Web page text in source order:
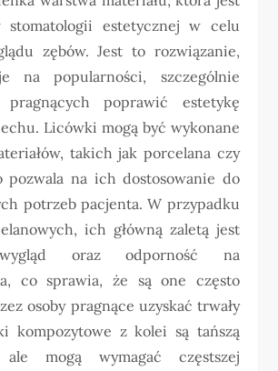
stomatologii estetycznej w celu
zębów. Jest to rozwiązanie,
na popularności, szczególnie
poprawić estetykę
Licówki mogą być wykonane
takich jak porcelana czy
pozwala na ich dostosowanie do
potrzeb pacjenta. W przypadku
ich główną zaletą jest
oraz odporność na
co sprawia, że są one często
osoby pragnące uzyskać trwały
kompozytowe z kolei są tańszą
ale mogą wymagać częstszej